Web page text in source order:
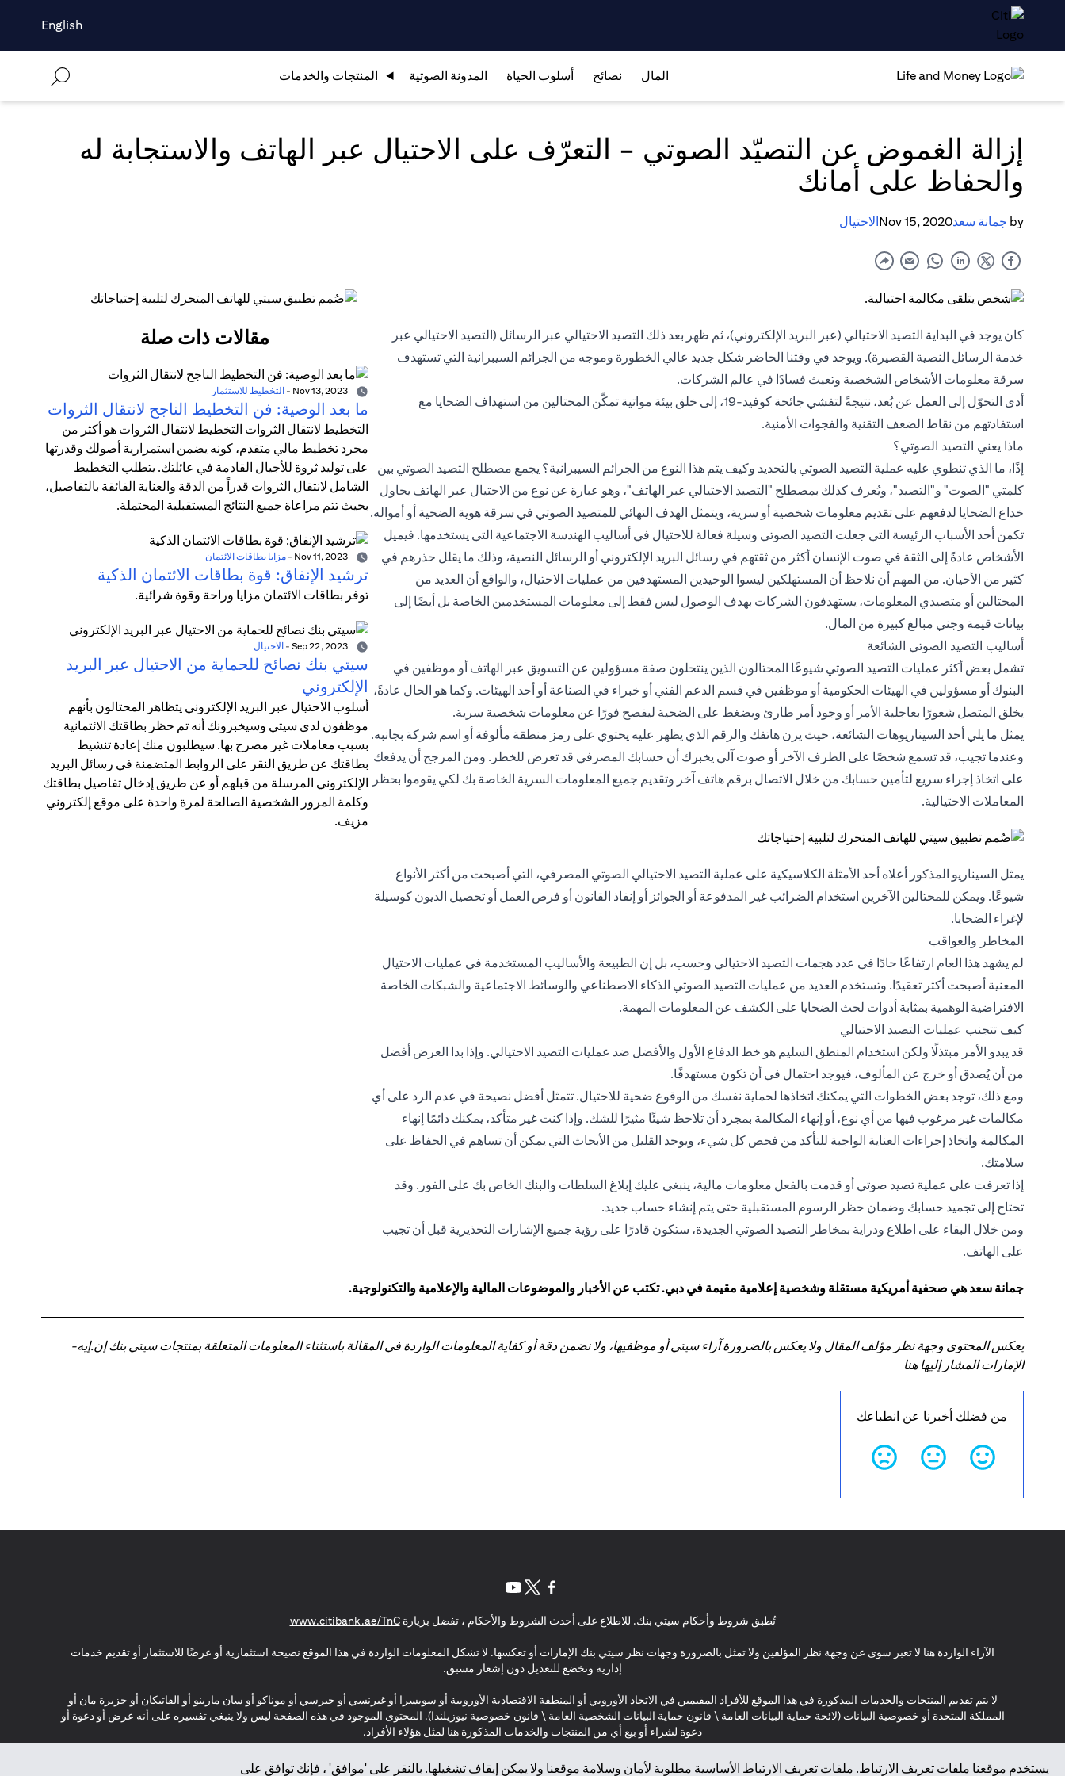
English
المال نصائح أسلوب الحياة المدونة الصوتية المنتجات والخدمات
إزالة الغموض عن التصيّد الصوتي - التعرّف على الاحتيال عبر الهاتف والاستجابة له
والحفاظ على أمانك
by جمانة سعدNov 15, 2020الاحتيال
كان يوجد في البداية التصيد الاحتيالي (عبر البريد الإلكتروني)، ثم ظهر بعد ذلك التصيد الاحتيالي عبر الرسائل (التصيد الاحتيالي عبر
خدمة الرسائل النصية القصيرة). ويوجد في وقتنا الحاضر شكل جديد عالي الخطورة وموجه من الجرائم السيبرانية التي تستهدف
سرقة معلومات الأشخاص الشخصية وتعيث فسادًا في عالم الشركات.
أدى التحوّل إلى العمل عن بُعد، نتيجةً لتفشي جائحة كوفيد-19، إلى خلق بيئة مواتية تمكّن المحتالين من استهداف الضحايا مع
استفادتهم من نقاط الضعف التقنية والفجوات الأمنية.
ماذا يعني التصيد الصوتي؟
إذًا، ما الذي تنطوي عليه عملية التصيد الصوتي بالتحديد وكيف يتم هذا النوع من الجرائم السيبرانية؟ يجمع مصطلح التصيد الصوتي بين
كلمتي "الصوت" و"التصيد"، ويُعرف كذلك بمصطلح "التصيد الاحتيالي عبر الهاتف"، وهو عبارة عن نوع من الاحتيال عبر الهاتف يحاول
خداع الضحايا لدفعهم على تقديم معلومات شخصية أو سرية، ويتمثل الهدف النهائي للمتصيد الصوتي في سرقة هوية الضحية أو أمواله.
تكمن أحد الأسباب الرئيسة التي جعلت التصيد الصوتي وسيلة فعالة للاحتيال في أساليب الهندسة الاجتماعية التي يستخدمها. فيميل
الأشخاص عادةً إلى الثقة في صوت الإنسان أكثر من ثقتهم في رسائل البريد الإلكتروني أو الرسائل النصية، وذلك ما يقلل حذرهم في
كثير من الأحيان. من المهم أن نلاحظ أن المستهلكين ليسوا الوحيدين المستهدفين من عمليات الاحتيال، والواقع أن العديد من
المحتالين أو متصيدي المعلومات، يستهدفون الشركات بهدف الوصول ليس فقط إلى معلومات المستخدمين الخاصة بل أيضًا إلى
بيانات قيمة وجني مبالغ كبيرة من المال.
أساليب التصيد الصوتي الشائعة
تشمل بعض أكثر عمليات التصيد الصوتي شيوعًا المحتالون الذين ينتحلون صفة مسؤولين عن التسويق عبر الهاتف أو موظفين في
البنوك أو مسؤولين في الهيئات الحكومية أو موظفين في قسم الدعم الفني أو خبراء في الصناعة أو أحد الهيئات. وكما هو الحال عادةً،
يخلق المتصل شعورًا بعاجلية الأمر أو وجود أمر طارئ ويضغط على الضحية ليفصح فورًا عن معلومات شخصية سرية.
يمثل ما يلي أحد السيناريوهات الشائعة، حيث يرن هاتفك والرقم الذي يظهر عليه يحتوي على رمز منطقة مألوفة أو اسم شركة بجانبه.
وعندما تجيب، قد تسمع شخصًا على الطرف الآخر أو صوت آلي يخبرك أن حسابك المصرفي قد تعرض للخطر. ومن المرجح أن يدفعك
على اتخاذ إجراء سريع لتأمين حسابك من خلال الاتصال برقم هاتف آخر وتقديم جميع المعلومات السرية الخاصة بك لكي يقوموا بحظر
المعاملات الاحتيالية.
يمثل السيناريو المذكور أعلاه أحد الأمثلة الكلاسيكية على عملية التصيد الاحتيالي الصوتي المصرفي، التي أصبحت من أكثر الأنواع
شيوعًا. ويمكن للمحتالين الآخرين استخدام الضرائب غير المدفوعة أو الجوائز أو إنفاذ القانون أو فرص العمل أو تحصيل الديون كوسيلة
لإغراء الضحايا.
المخاطر والعواقب
لم يشهد هذا العام ارتفاعًا حادًا في عدد هجمات التصيد الاحتيالي وحسب، بل إن الطبيعة والأساليب المستخدمة في عمليات الاحتيال
المعنية أصبحت أكثر تعقيدًا. وتستخدم العديد من عمليات التصيد الصوتي الذكاء الاصطناعي والوسائط الاجتماعية والشبكات الخاصة
الافتراضية الوهمية بمثابة أدوات لحث الضحايا على الكشف عن المعلومات المهمة.
كيف تتجنب عمليات التصيد الاحتيالي
قد يبدو الأمر مبتذلًا ولكن استخدام المنطق السليم هو خط الدفاع الأول والأفضل ضد عمليات التصيد الاحتيالي. وإذا بدا العرض أفضل
من أن يُصدق أو خرج عن المألوف، فيوجد احتمال في أن تكون مستهدفًا.
ومع ذلك، توجد بعض الخطوات التي يمكنك اتخاذها لحماية نفسك من الوقوع ضحية للاحتيال. تتمثل أفضل نصيحة في عدم الرد على أي
مكالمات غير مرغوب فيها من أي نوع، أو إنهاء المكالمة بمجرد أن تلاحظ شيئًا مثيرًا للشك. وإذا كنت غير متأكد، يمكنك دائمًا إنهاء
المكالمة واتخاذ إجراءات العناية الواجبة للتأكد من فحص كل شيء، ويوجد القليل من الأبحاث التي يمكن أن تساهم في الحفاظ على
سلامتك.
إذا تعرفت على عملية تصيد صوتي أو قدمت بالفعل معلومات مالية، ينبغي عليك إبلاغ السلطات والبنك الخاص بك على الفور. وقد
تحتاج إلى تجميد حسابك وضمان حظر الرسوم المستقبلية حتى يتم إنشاء حساب جديد.
ومن خلال البقاء على اطلاع ودراية بمخاطر التصيد الصوتي الجديدة، ستكون قادرًا على رؤية جميع الإشارات التحذيرية قبل أن تجيب
على الهاتف.
مقالات ذات صلة
- التخطيط للاستثمار
ما بعد الوصية: فن التخطيط الناجح لانتقال الثروات
التخطيط لانتقال الثروات التخطيط لانتقال الثروات هو أكثر من
مجرد تخطيط مالي متقدم، كونه يضمن استمرارية أصولك وقدرتها
على توليد ثروة للأجيال القادمة في عائلتك. يتطلب التخطيط
الشامل لانتقال الثروات قدراً من الدقة والعناية الفائقة بالتفاصيل،
بحيث تتم مراعاة جميع النتائج المستقبلية المحتملة.
- مزايا بطاقات الائتمان
ترشيد الإنفاق: قوة بطاقات الائتمان الذكية
توفر بطاقات الائتمان مزايا وراحة وقوة شرائية.
- الاحتيال
سيتي بنك نصائح للحماية من الاحتيال عبر البريد
الإلكتروني
أسلوب الاحتيال عبر البريد الإلكتروني يتظاهر المحتالون بأنهم
موظفون لدى سيتي وسيخبرونك أنه تم حظر بطاقتك الائتمانية
بسبب معاملات غير مصرح بها. سيطلبون منك إعادة تنشيط
بطاقتك عن طريق النقر على الروابط المتضمنة في رسائل البريد
الإلكتروني المرسلة من قبلهم أو عن طريق إدخال تفاصيل بطاقتك
وكلمة المرور الشخصية الصالحة لمرة واحدة على موقع إلكتروني
مزيف.
جمانة سعد هي صحفية أمريكية مستقلة وشخصية إعلامية مقيمة في دبي. تكتب عن الأخبار والموضوعات المالية والإعلامية والتكنولوجية.
يعكس المحتوى وجهة نظر مؤلف المقال ولا يعكس بالضرورة آراء سيتي أو موظفيها، ولا نضمن دقة أو كفاية المعلومات الواردة في المقالة باستثناء المعلومات المتعلقة بمنتجات سيتي بنك إن.إيه-
الإمارات المشار إليها هنا
من فضلك أخبرنا عن انطباعك
يستخدم موقعنا ملفات تعريف الارتباط. ملفات تعريف الارتباط الأساسية مطلوبة لأمان وسلامة موقعنا ولا يمكن إيقاف تشغيلها. بالنقر على 'موافق' ، فإنك توافق على
تُطبق شروط وأحكام سيتي بنك. للاطلاع على أحدث الشروط والأحكام ، تفضل بزيارةwww.citibank.ae/TnC
(opens in a new tab)
الآراء الواردة هنا لا تعبر سوى عن وجهة نظر المؤلفين ولا تمثل بالضرورة وجهات نظر سيتي بنك الإمارات أو تعكسها. لا تشكل المعلومات الواردة في هذا الموقع نصيحة استثمارية أو عرضًا للاستثمار أو تقديم خدمات
إدارية وتخضع للتعديل دون إشعار مسبق.
لا يتم تقديم المنتجات والخدمات المذكورة في هذا الموقع للأفراد المقيمين في الاتحاد الأوروبي أو المنطقة الاقتصادية الأوروبية أو سويسرا أو غيرنسي أو جيرسي أو موناكو أو سان مارينو أو الفاتيكان أو جزيرة مان أو
المملكة المتحدة أو خصوصية البيانات (لائحة حماية البيانات العامة \ قانون حماية البيانات الشخصية العامة \ قانون خصوصية نيوزيلندا). المحتوى الموجود في هذه الصفحة ليس ولا ينبغي تفسيره على أنه عرض أو دعوة أو
دعوة لشراء أو بيع أي من المنتجات والخدمات المذكورة هنا لمثل هؤلاء الأفراد.
*GDPR – اللائحة العامة لحماية البيانات؛ * LGPD – Lei Geral de Proteção de Dados Pessoais ; *NZPA – قانون الخصوصية النيوزيلندي